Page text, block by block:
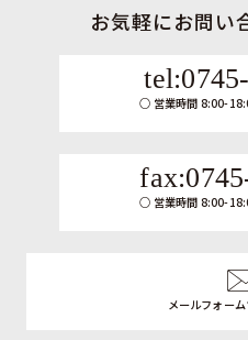
お気軽にお問い
営業時間 8:00-
営業時間 8:00-
メールフォー